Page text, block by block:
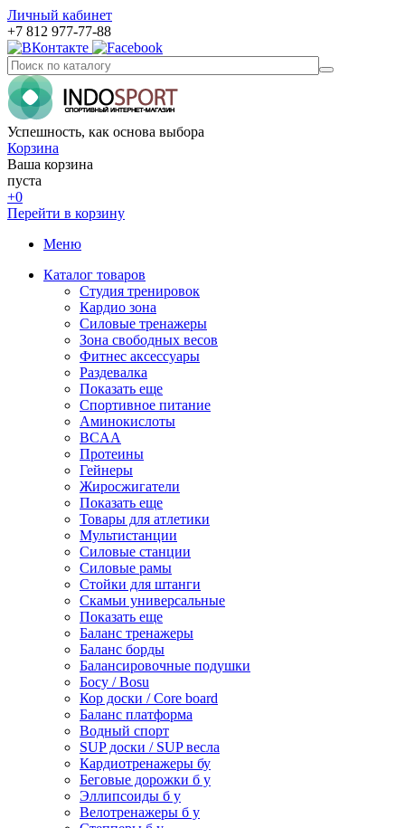
Личный кабинет
+7 812 977-77-88
Успешность, как основа выбора
Корзина
Ваша корзина
пуста
+0
Перейти в корзину
Меню
Каталог товаров
Студия тренировок
Кардио зона
Силовые тренажеры
Зона свободных весов
Фитнес аксессуары
Раздевалка
Показать еще
Спортивное питание
Аминокислоты
BCAA
Протеины
Гейнеры
Жиросжигатели
Показать еще
Товары для атлетики
Мультистанции
Силовые станции
Силовые рамы
Стойки для штанги
Скамьи универсальные
Показать еще
Баланс тренажеры
Баланс борды
Балансировочные подушки
Босу / Bosu
Кор доски / Core board
Баланс платформа
Водный спорт
SUP доски / SUP весла
Кардиотренажеры бу
Беговые дорожки б у
Эллипсоиды б у
Велотренажеры б у